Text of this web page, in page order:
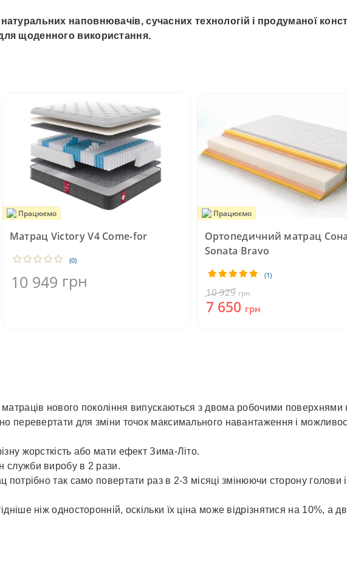
наповнювачів, сучасних технологій і продуманої
щоденного використання.
Працюємо
Матрац Victory V4 Come-for
(0)
10 949 грн
Працюємо
Ортопедичний матрац
Sonata Bravo
(1)
10 929 грн
7 650 грн
нового покоління випускаються з двома робочими
перевертати для зміни точок максимального навантаження і
жорсткість або мати ефект Зима-Літо.
служби виробу в 2 рази.
так само повертати раз в 2-3 місяці змінюючи сторону голови і
ніж односторонній, оскільки їх ціна може відрізнятися на 10%, а